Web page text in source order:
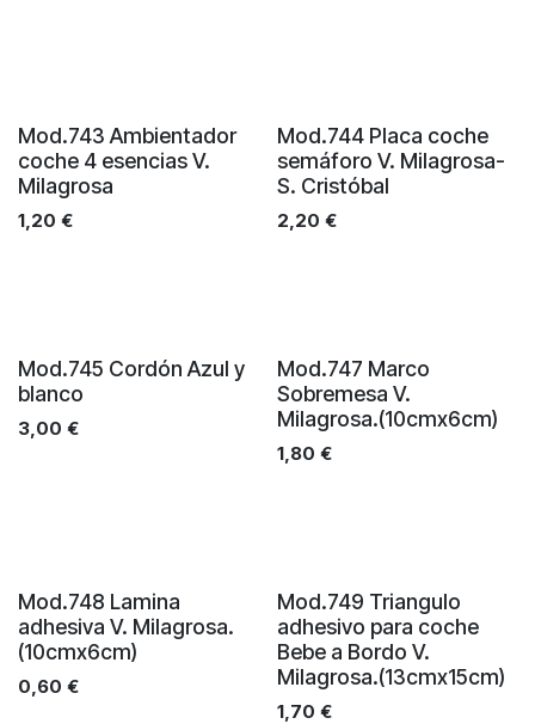
Mod.743 Ambientador
coche 4 esencias V.
Milagrosa
1,20 €
Mod.744 Placa coche
semáforo V. Milagrosa-
S. Cristóbal
2,20 €
Mod.745 Cordón Azul y
blanco
3,00 €
Mod.747 Marco
Sobremesa V.
Milagrosa.(10cmx6cm)
1,80 €
Mod.748 Lamina
adhesiva V. Milagrosa.
(10cmx6cm)
0,60 €
Mod.749 Triangulo
adhesivo para coche
Bebe a Bordo V.
Milagrosa.(13cmx15cm)
1,70 €